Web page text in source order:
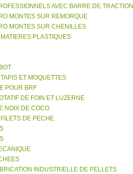
AVEC BARRE DE TRACTION
MONTES SUR REMORQUE
MONTES SUR CHENILLES
PLASTIQUES
ET MOQUETTES
POUR BRF
DE FOIN ET LUZERNE
NOIX DE COCO
DE PECHE
INDUSTRIELLE DE PELLETS